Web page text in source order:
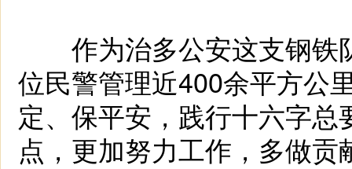
作为治多公安这支钢铁
位民警管理近400余平方公
定、保平安，践行十六字
点，更加努力工作，多做贡